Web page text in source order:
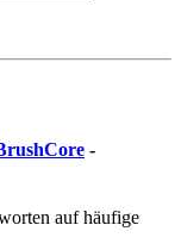
-
auf häufige